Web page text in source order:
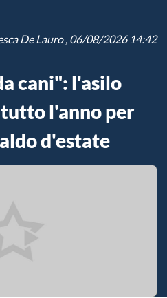
De Lauro, 06/08/2026 14:42
cani": l'asilo
l'anno per
d'estate